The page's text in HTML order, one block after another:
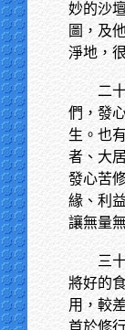
妙的沙
圖，及
淨地，
二
們，發
生。也
者、大
發心苦
緣、利
讓無量
三
將好的
用，較
首於修